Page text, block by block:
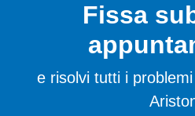
Fissa
e risolvi tutti i